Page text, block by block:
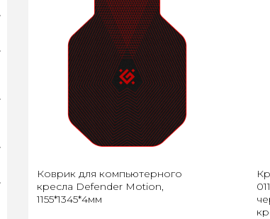
Коврик для компьютерного
кресла Defender Motion,
1155*1345*4мм